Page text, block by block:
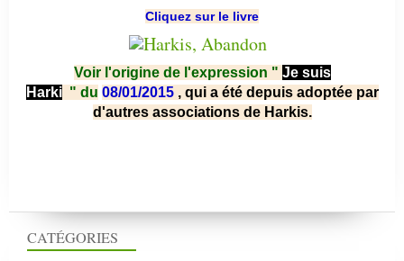
CATÉGORIES
Cliquez sur le livre
Voir l'origine de l'expression " Je suis
Harki " du 08/01/2015 , qui a été depuis adoptée par
d'autres associations de Harkis.